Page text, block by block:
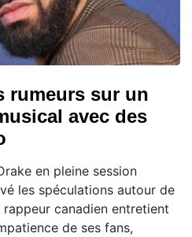
rumeurs sur un
avec des
en pleine session
les spéculations autour de
canadien entretient
de ses fans,